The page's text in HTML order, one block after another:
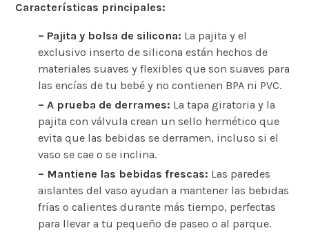
Características principales:
– Pajita y bolsa de silicona: La pajita y el
exclusivo inserto de silicona están hechos de
materiales suaves y flexibles que son suaves para
las encías de tu bebé y no contienen BPA ni PVC.
– A prueba de derrames: La tapa giratoria y la
pajita con válvula crean un sello hermético que
evita que las bebidas se derramen, incluso si el
vaso se cae o se inclina.
– Mantiene las bebidas frescas: Las paredes
aislantes del vaso ayudan a mantener las bebidas
frías o calientes durante más tiempo, perfectas
para llevar a tu pequeño de paseo o al parque.